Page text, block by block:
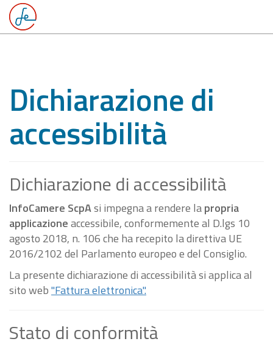
Dichiarazione di
accessibilità
Dichiarazione di accessibilità
InfoCamere ScpAsi impegna a rendere lapropria
applicazioneaccessibile, conformemente al D.lgs 10
agosto 2018, n. 106 che ha recepito la direttiva UE
2016/2102 del Parlamento europeo e del Consiglio.
La presente dichiarazione di accessibilità si applica al
sito web"Fattura elettronica".
Stato di conformità